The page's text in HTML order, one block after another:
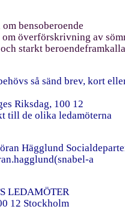
bensoberoende
om överförskrivning av
starkt
så sänd brev, kort
Riksdag, 100 12
till de olika ledamöterna
Hägglund
a
LEDAMÖTER
12 Stockholm